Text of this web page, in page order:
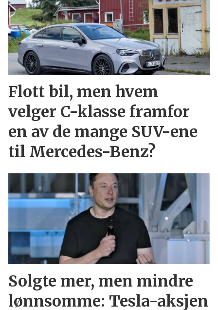
Flott bil, men hvem
velger C-klasse framfor
en av de mange SUV-ene
til Mercedes-Benz?
Solgte mer, men mindre
lønnsomme: Tesla-aksjen